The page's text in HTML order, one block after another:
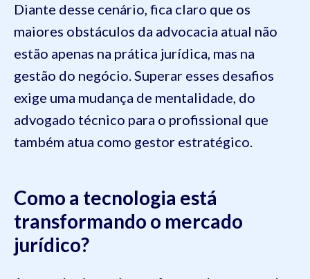
Diante desse cenário, fica claro que os
maiores obstáculos da advocacia atual não
estão apenas na prática jurídica, mas na
gestão do negócio. Superar esses desafios
exige uma mudança de mentalidade, do
advogado técnico para o profissional que
também atua como gestor estratégico.
Como a tecnologia está
transformando o mercado
jurídico?